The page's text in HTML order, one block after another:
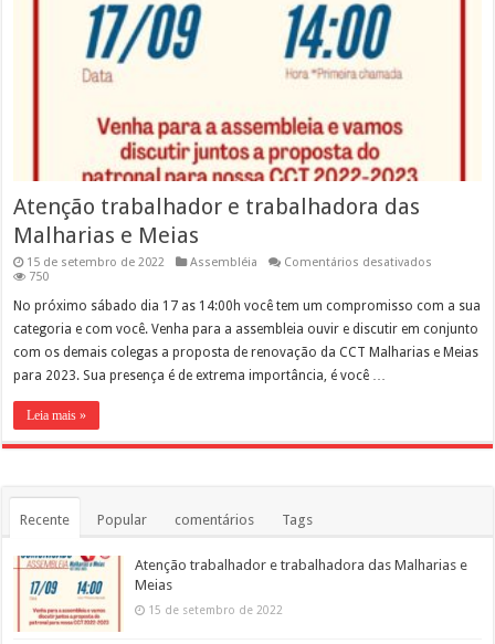
Atenção trabalhador e trabalhadora das
Malharias e Meias
15 de setembro de 2022 Assembléia Comentários desativados
e
das
Malharias
750
No próximo sábado dia 17 as 14:00h você tem um compromisso com a sua
categoria e com você. Venha para a assembleia ouvir e discutir em conjunto
com os demais colegas a proposta de renovação da CCT Malharias e Meias
para 2023. Sua presença é de extrema importância, é você …
Leia mais »
Recente Popular comentários Tags
Atenção trabalhador e trabalhadora das Malharias e
Meias
15 de setembro de 2022